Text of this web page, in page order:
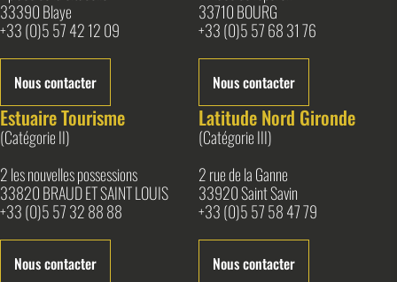
33390 Blaye
+33 (0)5 57 42 12 09
Nous contacter
33710 BOURG
+33 (0)5 57 68 31 76
Nous contacter
Estuaire Tourisme
(Catégorie II)
2 les nouvelles possessions
33820 BRAUD ET SAINT LOUIS
+33 (0)5 57 32 88 88
Nous contacter
Latitude Nord Gironde
(Catégorie III)
2 rue de la Ganne
33920 Saint Savin
+33 (0)5 57 58 47 79
Nous contacter